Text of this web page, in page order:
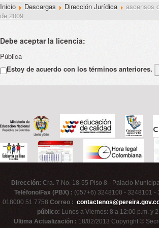
Inicio Descargas Dirección Jurídica
ascensos
de 2009
Debe aceptar la licencia:
Pública
Estoy de acuerdo con los términos anteriores.
Dirección: Cra. 7 No. 18-55 Piso 8 - Palacio
Teléfono/Fax (PBX) : (057+6) 3248100 - 3248101
018000 51 7758 Correo :
público: Lunes a Viernes: 8 a 12:00 p.m. y
Ultima Actualización : 18/02/2013 Copyright ©